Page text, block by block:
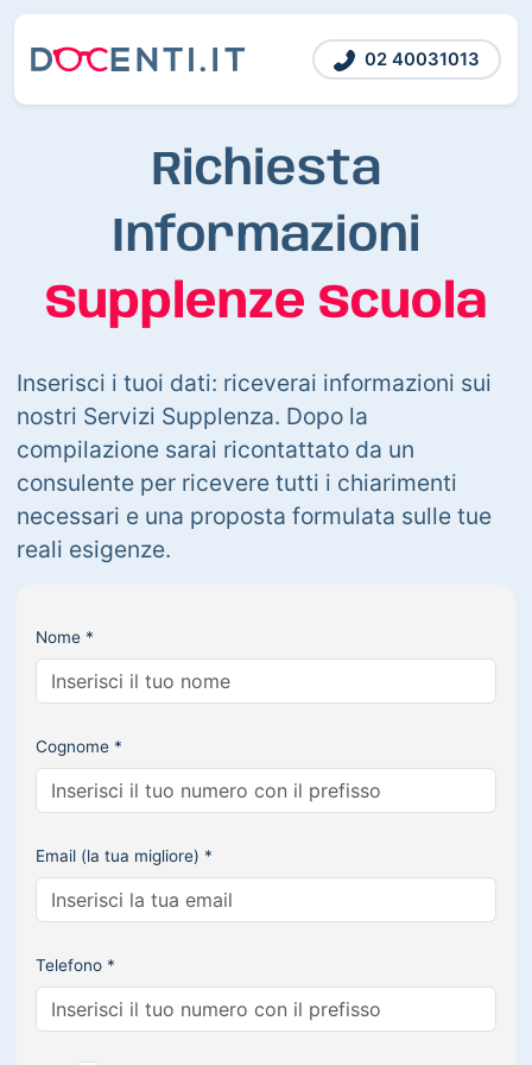
02 40031013
Richiesta
Informazioni
Supplenze Scuola
Inserisci i tuoi dati: riceverai informazioni sui
nostri Servizi Supplenza. Dopo la
compilazione sarai ricontattato da un
consulente per ricevere tutti i chiarimenti
necessari e una proposta formulata sulle tue
reali esigenze.
Nome *
Cognome *
Email (la tua migliore) *
Telefono *